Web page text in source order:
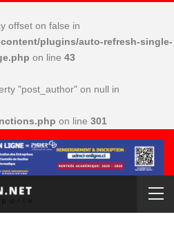
offset on false in
plugins/auto-refresh-single-
on line 43
"post_author" on null in
on line 301